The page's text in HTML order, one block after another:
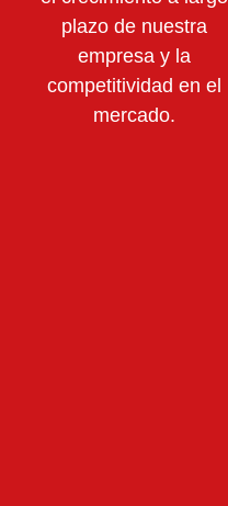
plazo de nuestra
empresa y la
competitividad en el
mercado.